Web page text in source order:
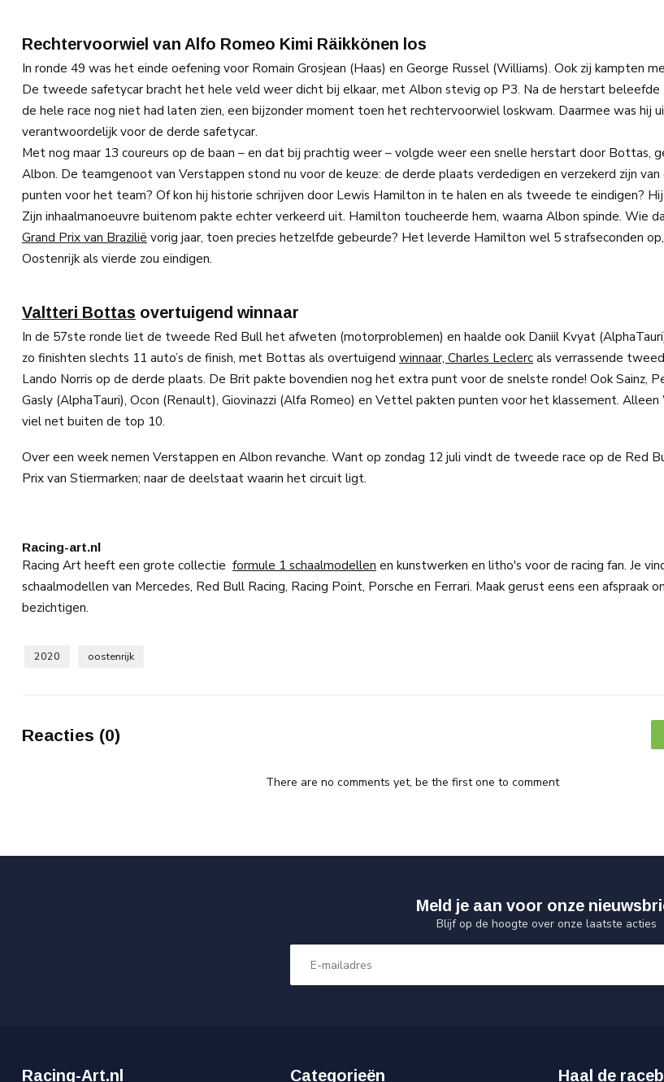
Rechtervoorwiel van Alfo Romeo Kimi Räikkönen los
In ronde 49 was het einde oefening voor Romain Grosjean (Haas) en George Russel (Williams). Ook zij kampten
De tweede safetycar bracht het hele veld weer dicht bij elkaar, met Albon stevig op P3. Na de herstart beleefde
de hele race nog niet had laten zien, een bijzonder moment toen het rechtervoorwiel loskwam. Daarmee was hij
verantwoordelijk voor de derde safetycar.
Met nog maar 13 coureurs op de baan – en dat bij prachtig weer – volgde weer een snelle herstart door Bottas,
Albon. De teamgenoot van Verstappen stond nu voor de keuze: de derde plaats verdedigen en verzekerd zijn van
punten voor het team? Of kon hij historie schrijven door Lewis Hamilton in te halen en als tweede te eindigen?
Zijn inhaalmanoeuvre buitenom pakte echter verkeerd uit. Hamilton toucheerde hem, waarna Albon spinde. Wie
Grand Prix van Brazilië vorig jaar, toen precies hetzelfde gebeurde? Het leverde Hamilton wel 5 strafseconden
Oostenrijk als vierde zou eindigen.
Valtteri Bottas overtuigend winnaar
In de 57ste ronde liet de tweede Red Bull het afweten (motorproblemen) en haalde ook Daniil Kvyat
zo finishten slechts 11 auto’s de finish, met Bottas als overtuigend winnaar, Charles Leclercals verrassende
Lando Norris op de derde plaats. De Brit pakte bovendien nog het extra punt voor de snelste ronde! Ook Sainz,
Gasly (AlphaTauri), Ocon (Renault), Giovinazzi (Alfa Romeo) en Vettel pakten punten voor het klassement.
viel net buiten de top 10.
Over een week nemen Verstappen en Albon revanche. Want op zondag 12 juli vindt de tweede race op de Red
Prix van Stiermarken; naar de deelstaat waarin het circuit ligt.
Racing-art.nl
Racing Art heeft een grote collectie formule 1 schaalmodellen en kunstwerken en litho's voor de racing fan. Je
schaalmodellen van Mercedes, Red Bull Racing, Racing Point, Porsche en Ferrari. Maak gerust eens een afspraak
bezichtigen.
2020 oostenrijk
Reacties (0)
There are no comments yet, be the first one to comment
Meld je aan voor onze
Blijf op de hoogte over onze laatste acties
Racing-Art.nl Categorieën Haal de